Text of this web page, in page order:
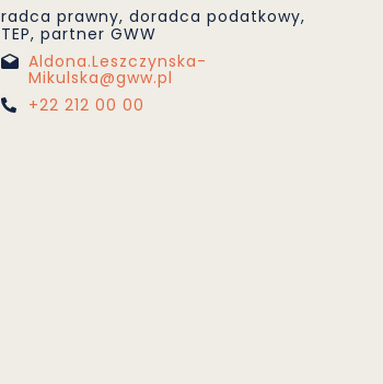
radca prawny, doradca podatkowy,
TEP, partner GWW
Aldona.Leszczynska-
Mikulska@gww.pl
+22 212 00 00